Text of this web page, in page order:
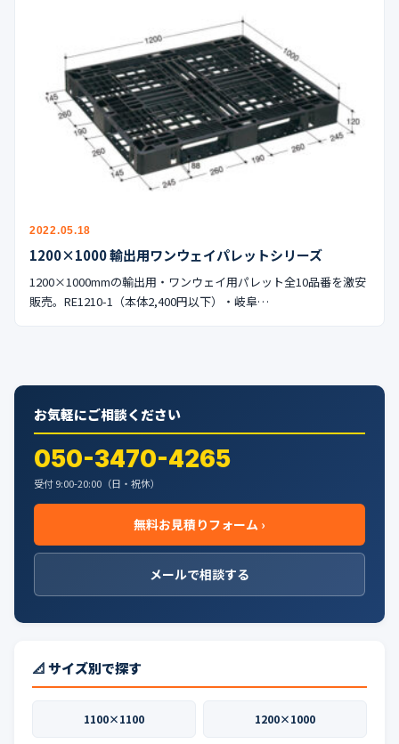
2022.05.18
1200×1000 輸出用ワンウェイパレットシリーズ
1200×1000mmの輸出用・ワンウェイ用パレット全10品番を激安
販売。RE1210-1（本体2,400円以下）・岐阜…
お気軽にご相談ください
050-3470-4265
受付 9:00-20:00（日・祝休）
無料お見積りフォーム ›
メールで相談する
📐 サイズ別で探す
1100×1100 1200×1000